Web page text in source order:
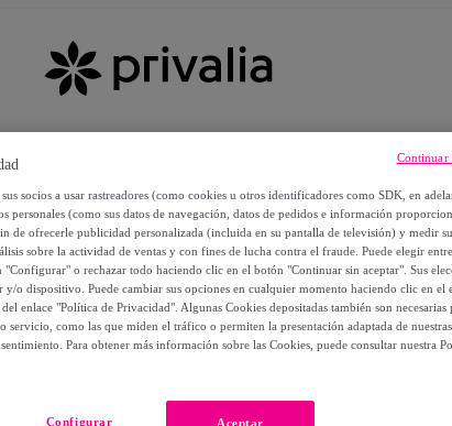
socios a usar rastreadores (como cookies u otros identificadores como SDK, en
personales (como sus datos de navegación, datos de pedidos e información
de ofrecerle publicidad personalizada (incluida en su pantalla de televisión) y medir su
sobre la actividad de ventas y con fines de lucha contra el fraude. Puede elegir
"Configurar" o rechazar todo haciendo clic en el botón "Continuar sin aceptar". Sus
y/o dispositivo. Puede cambiar sus opciones en cualquier momento haciendo clic en el
enlace "Política de Privacidad". Algunas Cookies depositadas también son necesarias
servicio, como las que miden el tráfico o permiten la presentación adaptada de nuestras
Para obtener más información sobre las Cookies, puede consultar nuestra
Aceptar
Configurar
Continuar